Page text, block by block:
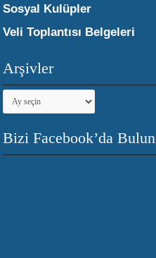
Sosyal Kulüpler
Veli Toplantısı Belgeleri
Arşivler
Arşivler
Bizi Facebook’da Bulun